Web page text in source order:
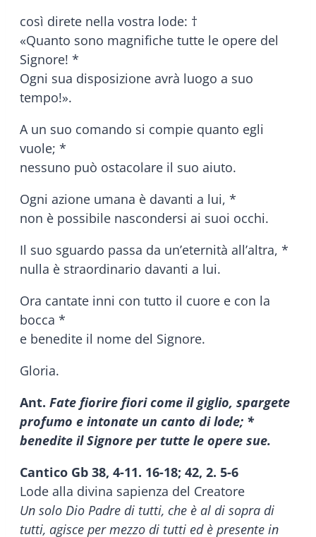
così direte nella vostra lode: †
«Quanto sono magnifiche tutte le opere del
Signore! *
Ogni sua disposizione avrà luogo a suo
tempo!».
A un suo comando si compie quanto egli
vuole; *
nessuno può ostacolare il suo aiuto.
Ogni azione umana è davanti a lui, *
non è possibile nascondersi ai suoi occhi.
Il suo sguardo passa da un’eternità all’altra, *
nulla è straordinario davanti a lui.
Ora cantate inni con tutto il cuore e con la
bocca *
e benedite il nome del Signore.
Gloria.
Ant. Fate fiorire fiori come il giglio, spargete
profumo e intonate un canto di lode; *
benedite il Signore per tutte le opere sue.
Cantico Gb 38, 4-11. 16-18; 42, 2. 5-6
Lode alla divina sapienza del Creatore
Un solo Dio Padre di tutti, che è al di sopra di
tutti, agisce per mezzo di tutti ed è presente in